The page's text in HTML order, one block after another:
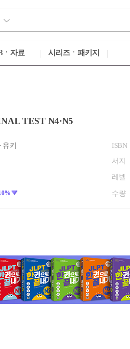
ㆍ자료 시리즈ㆍ패키지
TEST N4·N5
키 ISBN
서지
레벨
수량